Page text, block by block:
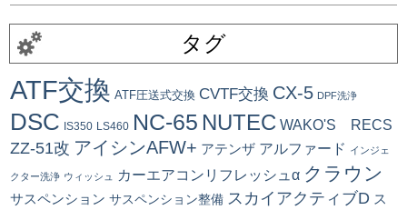
タグ
ATF交換 ATF圧送式交換 CVTF交換 CX-5 DPF洗浄
DSC IS350 LS460 NC-65 NUTEC WAKO'S RECS
ZZ-51改 アイシンAFW+ アテンザ アルファード インジェ
クター洗浄 ウィッシュ カーエアコンリフレッシュα クラウン
サスペンション サスペンション整備 スカイアクティブD ス